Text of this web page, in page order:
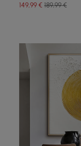
149,99€ 189,99 €